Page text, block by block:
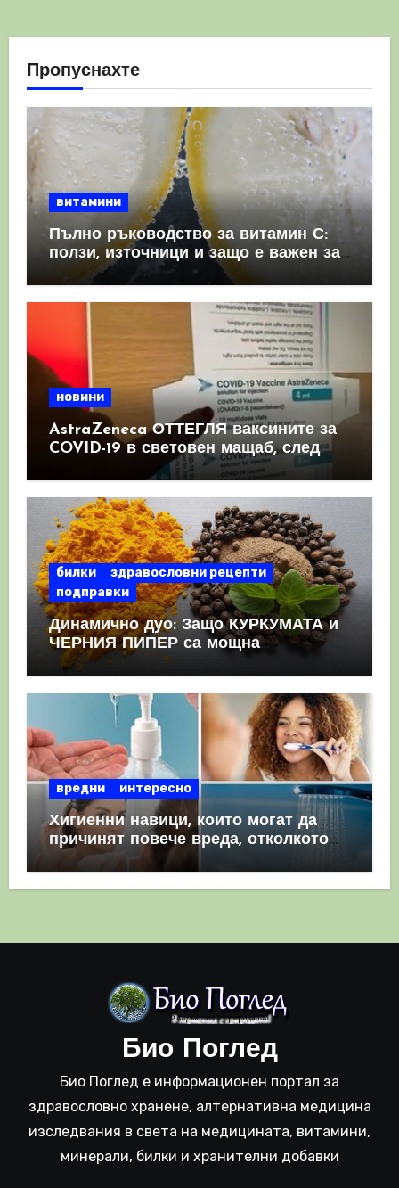
Пропуснахте
витамини
Пълно ръководство за витамин С:
ползи, източници и защо е важен за
имунната система
новини
AstraZeneca ОТТЕГЛЯ ваксините за
COVID-19 в световен мащаб, след
като призна, че те причиняват
билки
здравословни рецепти
подправки
Динамично дуо: Защо КУРКУМАТА и
ЧЕРНИЯ ПИПЕР са мощна
комбинация
вредни интересно
Хигиенни навици, които могат да
причинят повече вреда, отколкото
полза
Био Поглед
Био Поглед е информационен портал за
здравословно хранене, алтернативна медицина
изследвания в света на медицината, витамини,
минерали, билки и хранителни добавки